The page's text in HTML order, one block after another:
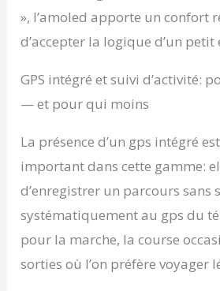
avec un
garantis
», l’amoled apporte un confort
d’accepter la logique d’un petit
GPS intégré et suivi d’activité:
— et pour qui moins
La présence d’un gps intégré
important dans cette gamme:
d’enregistrer un parcours sans
systématiquement au gps du
pour la marche, la course
sorties où l’on préfère voyager